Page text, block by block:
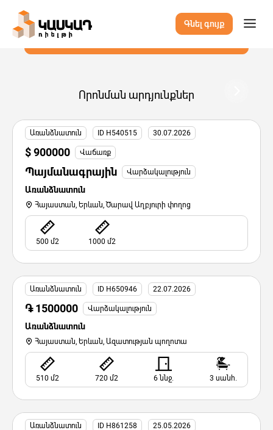
Գնել գույք
Որոնման արդյունքներ
Առանձնատուն ID H540515 30.07.2026
$ 900000 Վաճառք
Պայմանագրային Վարձակալություն
Առանձնատուն
Հայաստան, Երևան, Ծարավ Աղբյուրի փողոց
500 մ2 1000 մ2
Առանձնատուն ID H650946 22.07.2026
֏ 1500000 Վարձակալություն
Առանձնատուն
Հայաստան, Երևան, Ազատության պողոտա
510 մ2 720 մ2 6 ննջ. 3 սանհ.
Առանձնատուն ID H861258 25.05.2026